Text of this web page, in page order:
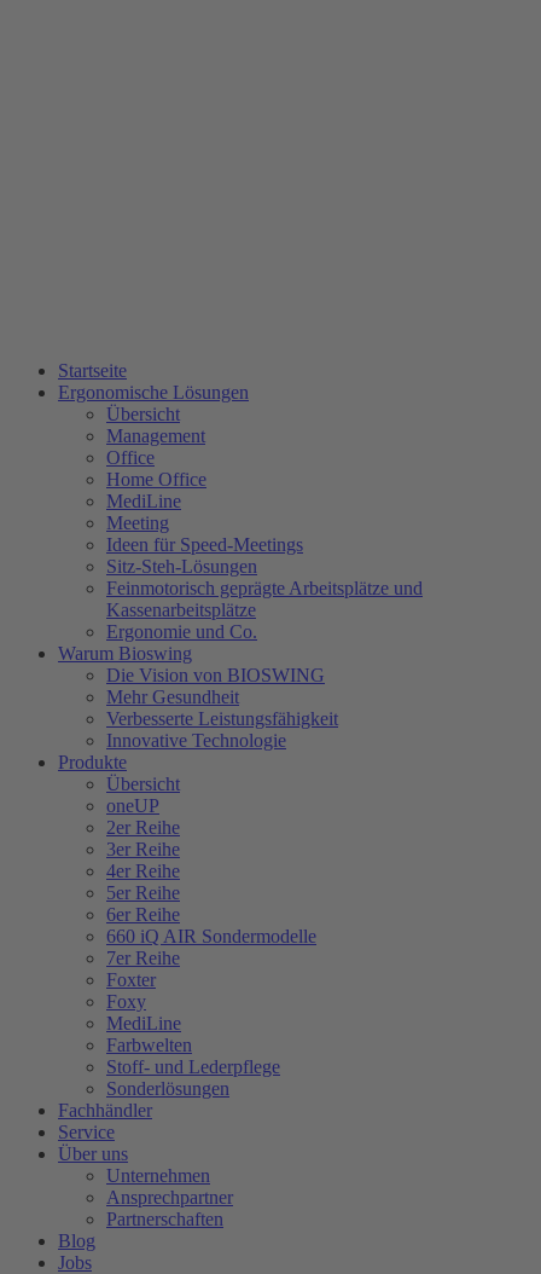
Startseite
Ergonomische Lösungen
Übersicht
Management
Office
Home Office
MediLine
Meeting
Ideen für Speed-Meetings
Sitz-Steh-Lösungen
Feinmotorisch geprägte Arbeitsplätze und
Kassenarbeitsplätze
Ergonomie und Co.
Warum Bioswing
Die Vision von BIOSWING
Mehr Gesundheit
Verbesserte Leistungsfähigkeit
Innovative Technologie
Produkte
Übersicht
oneUP
2er Reihe
3er Reihe
4er Reihe
5er Reihe
6er Reihe
660 iQ AIR Sondermodelle
7er Reihe
Foxter
Foxy
MediLine
Farbwelten
Stoff- und Lederpflege
Sonderlösungen
Fachhändler
Service
Über uns
Unternehmen
Ansprechpartner
Partnerschaften
Blog
Jobs